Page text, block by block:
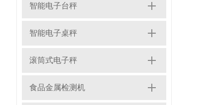
智能电子台秤
智能电子桌秤
滚筒式电子秤
食品金属检测机